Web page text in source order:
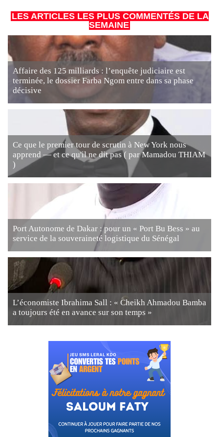
LES ARTICLES LES PLUS COMMENTÉS DE LA
SEMAINE
Affaire des 125 milliards : l’enquête judiciaire est
terminée, le dossier Farba Ngom entre dans sa phase
décisive
Ce que le premier tour de scrutin à New York nous
apprend — et ce qu'il ne dit pas ( par Mamadou THIAM
)
Port Autonome de Dakar : pour un « Port Bu Bess » au
service de la souveraineté logistique du Sénégal
L’économiste Ibrahima Sall : « Cheikh Ahmadou Bamba
a toujours été en avance sur son temps »